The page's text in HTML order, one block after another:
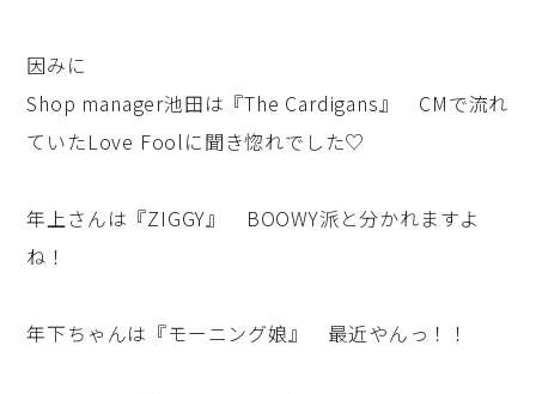
因みに
Shop manager池田は『The Cardigans』 CMで流れ
ていたLove Foolに聞き惚れでした♡
年上さんは『ZIGGY』 BOOWY派と分かれますよ
ね！
年下ちゃんは『モーニング娘』 最近やんっ！！